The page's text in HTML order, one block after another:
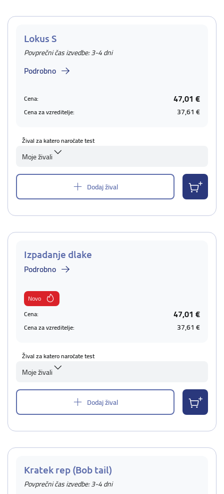
Lokus S
Povprečni čas izvedbe: 3-4 dni
Podrobno
Cena: 47,01 €
Cena za vzreditelje: 37,61 €
Žival za katero naročate test
Moje živali
Dodaj žival
Izpadanje dlake
Podrobno
Novo
Cena:
47,01 €
Cena za vzreditelje: 37,61 €
Žival za katero naročate test
Moje živali
Dodaj žival
Kratek rep (Bob tail)
Povprečni čas izvedbe: 3-4 dni